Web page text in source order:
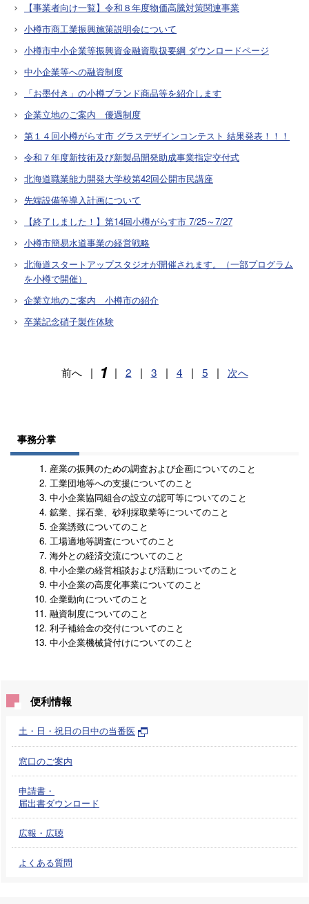
【事業者向け一覧】令和８年度物価高騰対策関連事業
小樽市商工業振興施策説明会について
小樽市中小企業等振興資金融資取扱要綱 ダウンロードページ
中小企業等への融資制度
「お墨付き」の小樽ブランド商品等を紹介します
企業立地のご案内 優遇制度
第１４回小樽がらす市 グラスデザインコンテスト 結果発表！！！
令和７年度新技術及び新製品開発助成事業指定交付式
北海道職業能力開発大学校第42回公開市民講座
先端設備等導入計画について
【終了しました！】第14回小樽がらす市 7/25～7/27
小樽市簡易水道事業の経営戦略
北海道スタートアップスタジオが開催されます。（一部プログラム
を小樽で開催）
企業立地のご案内 小樽市の紹介
卒業記念硝子製作体験
前へ | 1 | 2 | 3 | 4 | 5 | 次へ
事務分掌
産業の振興のための調査および企画についてのこと
工業団地等への支援についてのこと
中小企業協同組合の設立の認可等についてのこと
鉱業、採石業、砂利採取業等についてのこと
企業誘致についてのこと
工場適地等調査についてのこと
海外との経済交流についてのこと
中小企業の経営相談および活動についてのこと
中小企業の高度化事業についてのこと
企業動向についてのこと
融資制度についてのこと
利子補給金の交付についてのこと
中小企業機械貸付けについてのこと
便利情報
土・日・祝日の日中の当番医
窓口のご案内
申請書・
届出書ダウンロード
広報・広聴
よくある質問